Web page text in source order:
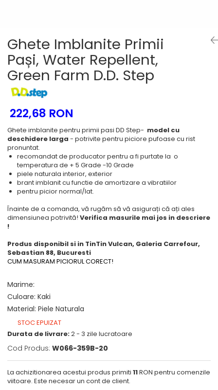
Ghete Imblanite Primii
Pași, Water Repellent,
Green Farm D.D. Step
222,68 RON
Ghete imblanite pentru primii pasi DD Step- model cu
deschidere larga - potrivite pentru piciore pufoase cu rist
pronuntat.
recomandat de producator pentru a fi purtate la o
temperatura de + 5 Grade -10 Grade
piele naturala interior, exterior
brant imblanit cu functie de amortizare a vibratiilor
pentru picior normal/lat.
Înainte de a comanda, vă rugăm să vă asigurați că ați ales
dimensiunea potrivită! Verifica masurile mai jos in descriere
!
Produs disponibil si in TinTin Vulcan, Galeria Carrefour,
Sebastian 88, Bucuresti
CUM MASURAM PICIORUL CORECT!
Marime:
Culoare: Kaki
Material: Piele Naturala
STOC EPUIZAT
Durata de livrare:2 - 3 zile lucratoare
Cod Produs: W066-359B-20
La achizitionarea acestui produs primiti 11RON pentru comenzile
viitoare. Este necesar un cont de client.